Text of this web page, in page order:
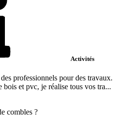
Activités
professionnels pour des travaux.
bois et pvc, je réalise tous vos tra...
combles ?